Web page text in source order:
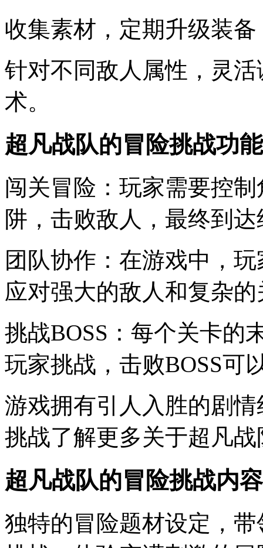
收集素材，定期升级装
针对不同敌人属性，灵
术。
超凡战队的冒险挑战功能
闯关冒险：玩家需要控
阱，击败敌人，最终到
团队协作：在游戏中，
应对强大的敌人和复杂
挑战BOSS：每个关卡的
玩家挑战，击败BOSS可
游戏拥有引人入胜的剧
挑战了解更多关于超凡
超凡战队的冒险挑战内容
独特的冒险题材设定，